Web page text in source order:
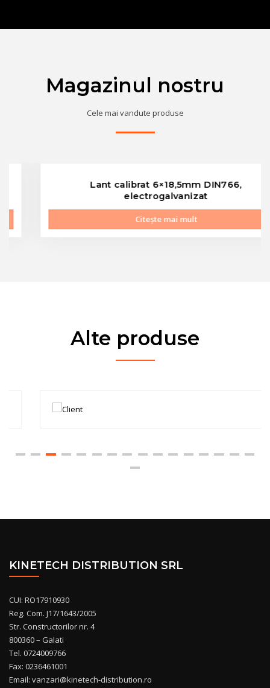
Magazinul nostru
Cele mai vandute produse
Lant calibrat 6×18,5mm DIN766,
electrogalvanizat
Citește mai mult
Alte produse
KINETECH DISTRIBUTION SRL
CUI: RO17910930
Reg. Com. J17/1643/2005
Str. Constructorilor nr. 4
800360 – Galati
Tel. 0724009766
Fax: 0236461001
Email: vanzari@kinetech-distribution.ro